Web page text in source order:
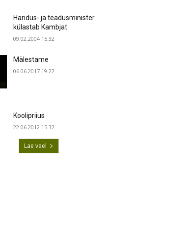
Haridus- ja teadusminister
külastab Kambjat
09.02.2004 15.32
Mälestame
06.06.2017 19.22
Koolipriius
22.06.2012 15.32
Lae veel